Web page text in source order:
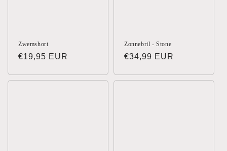
Zwemshort
Normale
€19,95 EUR
Zonnebril - Stone
Normale
€34,99 EUR